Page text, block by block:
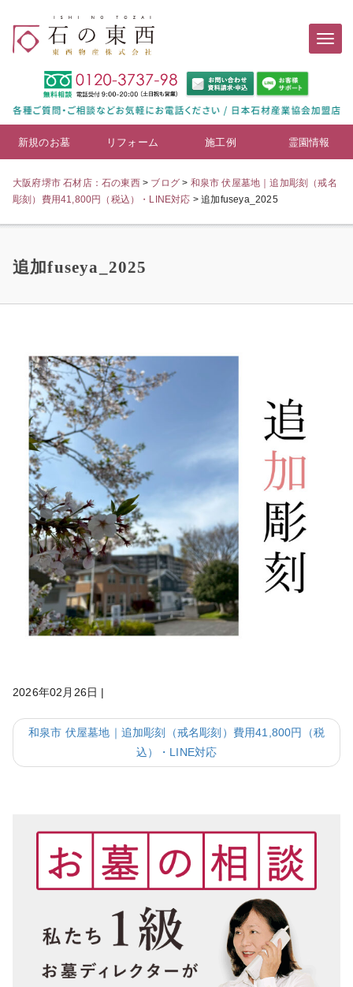
新規のお墓 リフォーム 施工例 霊園情報
大阪府堺市 石材店：石の東西> ブログ > 和泉市 伏屋墓地｜追加彫刻（戒名
彫刻）費用41,800円（税込）・LINE対応 >追加fuseya_2025
追加fuseya_2025
2026年02月26日 |
和泉市 伏屋墓地｜追加彫刻（戒名彫刻）費用41,800円（税
込）・LINE対応